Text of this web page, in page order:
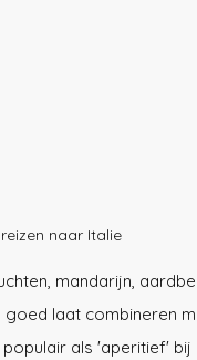
naar Italie
mandarijn,
laat combineren
als 'aperitief' bij